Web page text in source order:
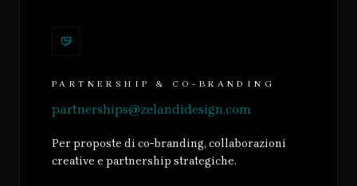
PARTNERSHIP & CO-BRANDING
partnerships@zelandidesign.com
Per proposte di co-branding, collaborazioni
creative e partnership strategiche.